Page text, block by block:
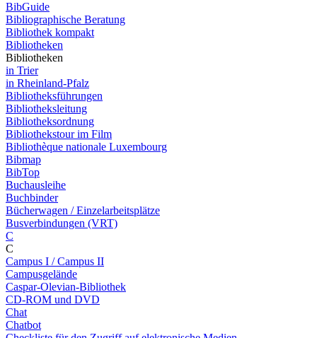
BibGuide
Bibliographische Beratung
Bibliothek kompakt
Bibliotheken
Bibliotheken
in Trier
in Rheinland-Pfalz
Bibliotheksführungen
Bibliotheksleitung
Bibliotheksordnung
Bibliothekstour im Film
Bibliothèque nationale Luxembourg
Bibmap
BibTop
Buchausleihe
Buchbinder
Bücherwagen / Einzelarbeitsplätze
Busverbindungen (VRT)
C
C
Campus I / Campus II
Campusgelände
Caspar-Olevian-Bibliothek
CD-ROM und DVD
Chat
Chatbot